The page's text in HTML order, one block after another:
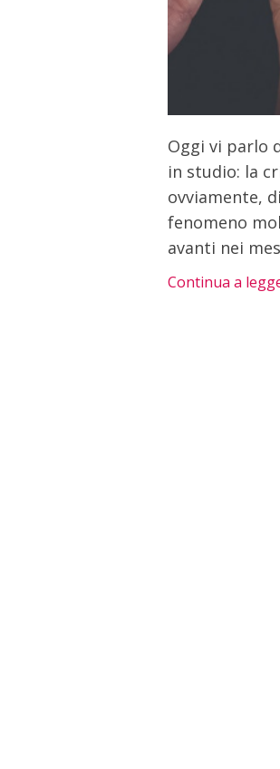
Oggi vi parlo
in studio: la
ovviamente,
fenomeno
avanti nei
Continua a